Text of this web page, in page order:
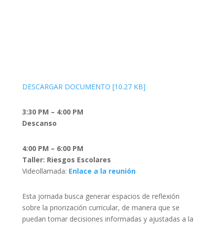
DESCARGAR DOCUMENTO [10.27 KB]
3:30 PM – 4:00 PM
Descanso
4:00 PM – 6:00 PM
Taller: Riesgos Escolares
Videollamada: Enlace a la reunión
Esta jornada busca generar espacios de reflexión
sobre la priorización curricular, de manera que se
puedan tomar decisiones informadas y ajustadas a la